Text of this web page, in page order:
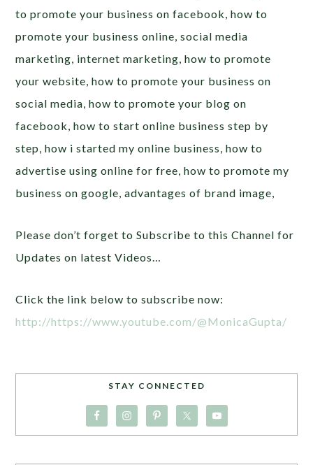
to promote your business on facebook, how to
promote your business online, social media
marketing, internet marketing, how to promote
your website, how to promote your business on
social media, how to promote your blog on
facebook, how to start online business step by
step, how i started my online business, how to
advertise using online for free, how to promote my
business on google, advantages of brand image,
Please don’t forget to Subscribe to this Channel for
Updates on latest Videos…
Click the link below to subscribe now:
http://https://www.youtube.com/@MonicaGupta/
STAY CONNECTED